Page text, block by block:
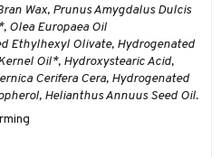
Wax, Prunus Amygdalus Dulcis
Olea Europaea Oil
Ethylhexyl Olivate, Hydrogenated
Oil*, Hydroxystearic Acid,
Cerifera Cera, Hydrogenated
Helianthus Annuus Seed Oil.